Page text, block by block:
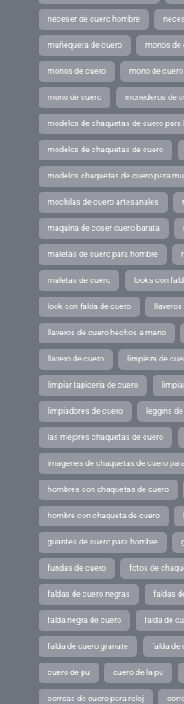
neceser de cuero hombre
muñequera de cuero monos de
monos de cuero mono de
mono de cuero monederos de
modelos de chaquetas de cuero para
modelos de chaquetas de cuero
modelos chaquetas de cuero para
mochilas de cuero artesanales
maquina de coser cuero barata
maletas de cuero para hombre
maletas de cuero looks con
look con falda de cuero
llaveros de cuero hechos a mano
llavero de cuero limpieza de
limpiar tapiceria de cuero
limpiadores de cuero leggins
las mejores chaquetas de cuero
imagenes de chaquetas de cuero
hombres con chaquetas de cuero
hombre con chaqueta de cuero
guantes de cuero para hombre
fundas de cuero fotos de
faldas de cuero negras faldas
falda negra de cuero falda de
falda de cuero granate falda de
cuero de pu cuero de la pu
correas de cuero para reloj